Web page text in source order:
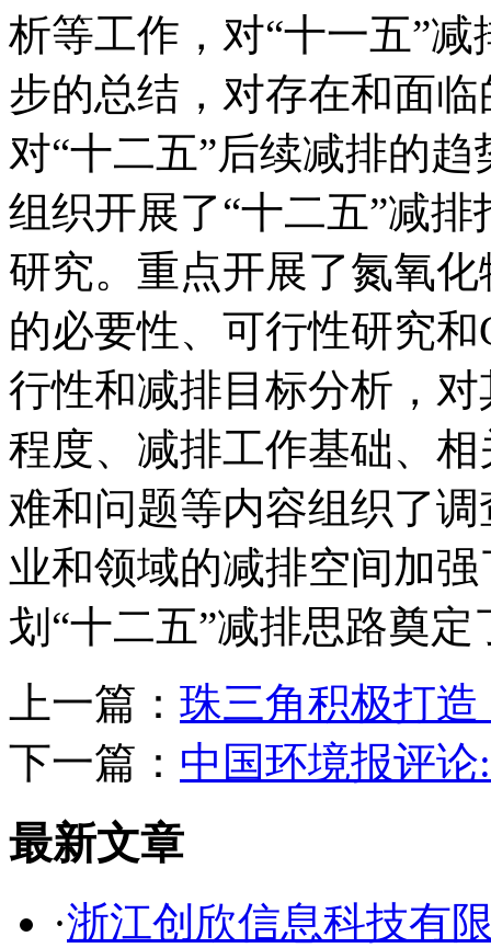
析等工作，对“十一五”
步的总结，对存在和面
对“十二五”后续减排的
组织开展了“十二五”减
研究。重点开展了氮氧
的必要性、可行性研究
行性和减排目标分析，
程度、减排工作基础、
难和问题等内容组织了
业和领域的减排空间加
划“十二五”减排思路奠
上一篇： 珠三角积极打
下一篇： 中国环境报评
最新文章
·浙江创欣信息科技有